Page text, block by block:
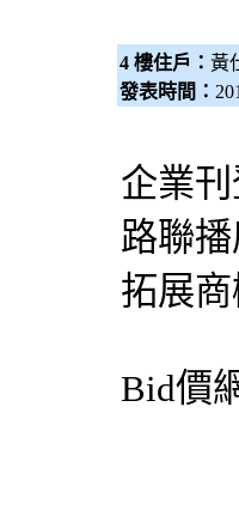
4 樓住戶： 黃
發表時間：
企業
路聯
拓展
Bid價